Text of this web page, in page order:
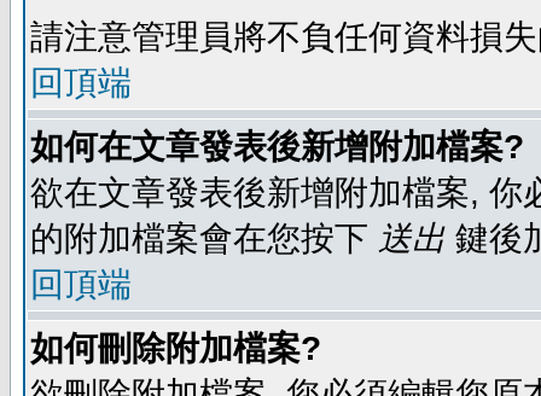
請注意管理員將不負任何資料損
回頂端
如何在文章發表後新增附加檔案?
欲在文章發表後新增附加檔案,
的附加檔案會在您按下 送出 鍵後
回頂端
如何刪除附加檔案?